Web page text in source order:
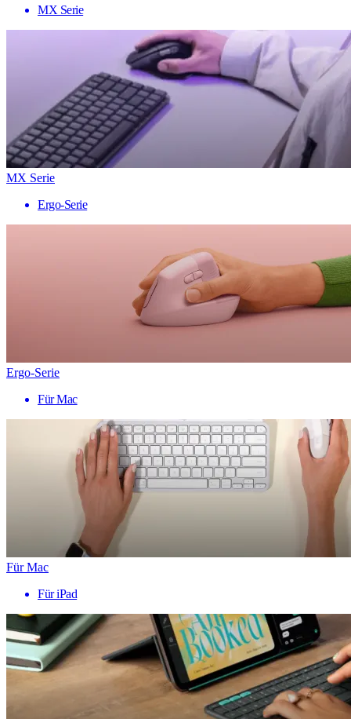
MX Serie
MX Serie
Ergo-Serie
Ergo-Serie
Für Mac
Für Mac
Für iPad